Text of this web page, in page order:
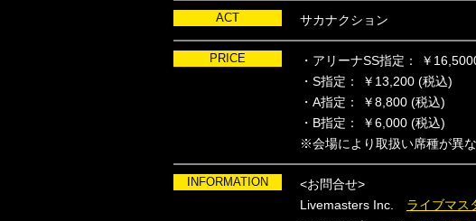
ACT サカナクション
PRICE
・アリーナSS指定： ￥
・S指定： ￥13,200 (税込)
・A指定： ￥8,800 (税込)
・B指定： ￥6,000 (税込)
※会場により取扱い席種が異
INFORMATION
<お問合せ>
Livemasters Inc. ライブマス